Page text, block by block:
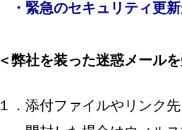
・緊急のセキュリティ更
＜弊社を装った迷惑メール
１．添付ファイルやリンク